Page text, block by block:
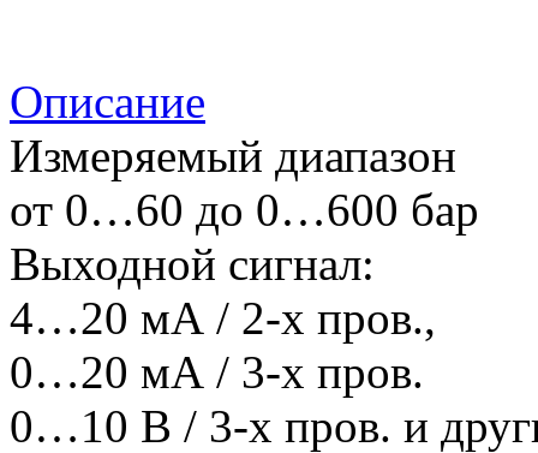
Описание
Измеряемый диапазон
от 0…60 до 0…600 бар
Выходной сигнал:
4…20 мА / 2-х пров.,
0…20 мА / 3-х пров.
0…10 В / 3-х пров. и